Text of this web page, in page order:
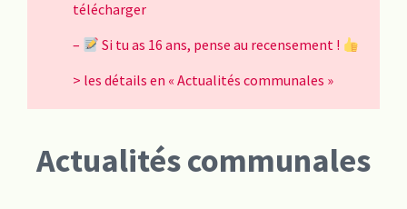
télécharger
–
Si tu as 16 ans, pense au recensement !
> les détails en « Actualités communales »
Actualités communales